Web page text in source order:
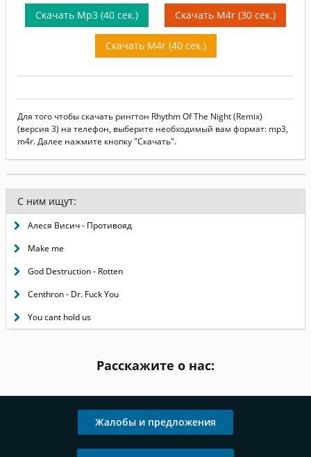
Скачать Mp3 (40 сек.) Скачать M4r (30 сек.)
Скачать M4r (40 сек.)
Для того чтобы скачать рингтон Rhythm Of The Night (Remix)
(версия 3) на телефон, выберите необходимый вам формат: mp3,
m4r. Далее нажмите кнопку "Скачать".
С ним ищут:
Алеся Висич - Противояд
Make me
God Destruction - Rotten
Centhron - Dr. Fuck You
You cant hold us
Расскажите о нас:
Жалобы и предложения